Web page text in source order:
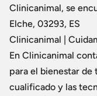
Clinicanimal, se
Elche, 03293, ES
Clinicanimal |
En Clinicanimal
para el bienestar de
cualificado y las